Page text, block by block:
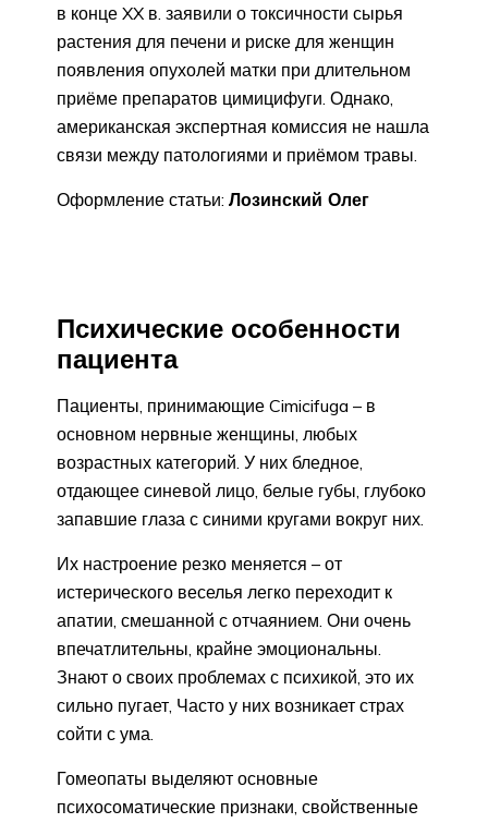
в конце XX в. заявили о токсичности сырья
растения для печени и риске для женщин
появления опухолей матки при длительном
приёме препаратов цимицифуги. Однако,
американская экспертная комиссия не нашла
связи между патологиями и приёмом травы.
Оформление статьи: Лозинский Олег
Психические особенности
пациента
Пациенты, принимающие Cimicifuga – в
основном нервные женщины, любых
возрастных категорий. У них бледное,
отдающее синевой лицо, белые губы, глубоко
запавшие глаза с синими кругами вокруг них.
Их настроение резко меняется – от
истерического веселья легко переходит к
апатии, смешанной с отчаянием. Они очень
впечатлительны, крайне эмоциональны.
Знают о своих проблемах с психикой, это их
сильно пугает, Часто у них возникает страх
сойти с ума.
Гомеопаты выделяют основные
психосоматические признаки, свойственные